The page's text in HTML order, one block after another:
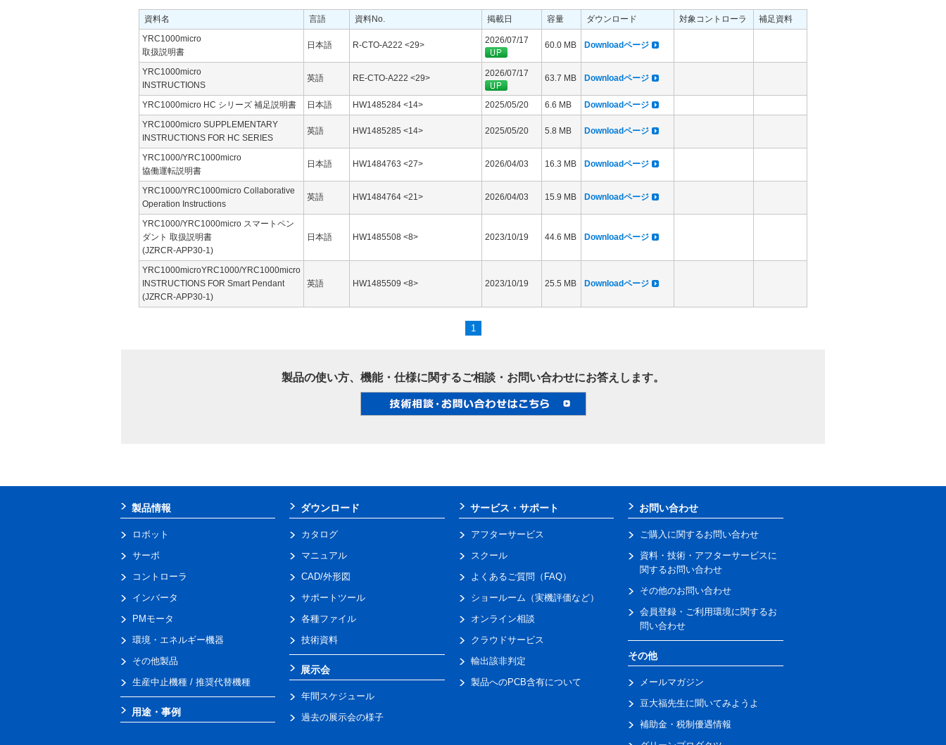
資料名 言語 資料No. 掲載日 容量 ダウンロード 対象コントローラ
補足資料
YRC1000micro
取扱説明書
日本語 R-CTO-A222 <29> 2026/07/17 60.0 MB Downloadページ
YRC1000micro
INSTRUCTIONS
英語 RE-CTO-A222 <29> 2026/07/17 63.7 MB Downloadページ
YRC1000micro HC シリーズ 補足説明書 日本語 HW1485284 <14> 2025/05/20 6.6 MB
Downloadページ
YRC1000micro SUPPLEMENTARY
INSTRUCTIONS FOR HC SERIES
英語 HW1485285 <14> 2025/05/20 5.8 MB Downloadページ
YRC1000/YRC1000micro
協働運転説明書
日本語 HW1484763 <27> 2026/04/03 16.3 MB Downloadページ
YRC1000/YRC1000micro Collaborative
Operation Instructions
英語 HW1484764 <21> 2026/04/03 15.9 MB Downloadページ
YRC1000/YRC1000micro スマートペン
ダント 取扱説明書
(JZRCR-APP30-1)
日本語 HW1485508 <8> 2023/10/19 44.6 MB Downloadページ
YRC1000microYRC1000/YRC1000micro
INSTRUCTIONS FOR Smart Pendant
(JZRCR-APP30-1)
英語 HW1485509 <8> 2023/10/19 25.5 MB Downloadページ
1
製品の使い方、機能・仕様に関するご相談・お問い合わせにお答えします。
製品情報
ロボット
サーボ
コントローラ
インバータ
PMモータ
環境・エネルギー機器
その他製品
生産中止機種 / 推奨代替機種
用途・事例
ダウンロード
カタログ
マニュアル
CAD/外形図
サポートツール
各種ファイル
技術資料
展示会
年間スケジュール
過去の展示会の様子
サービス・サポート
アフターサービス
スクール
よくあるご質問（FAQ）
ショールーム（実機評価など）
オンライン相談
クラウドサービス
輸出該非判定
製品へのPCB含有について
お問い合わせ
ご購入に関するお問い合わせ
資料・技術・アフターサービスに
関するお問い合わせ
その他のお問い合わせ
会員登録・ご利用環境に関するお
問い合わせ
その他
メールマガジン
豆大福先生に聞いてみようよ
補助金・税制優遇情報